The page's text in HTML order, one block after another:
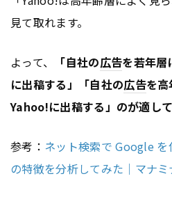
見て取れます。
よって、 「自社の広告を若年層
に出稿する」「自社の広告を高
Yahoo!に出稿する」のが適し
参考： ネット検索で Google
の特徴を分析してみた｜マナミ